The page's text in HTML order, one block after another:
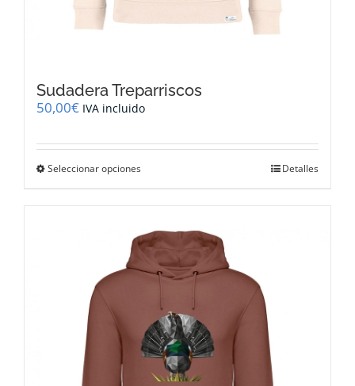
Sudadera Treparriscos
50,00€ IVA incluido
Seleccionar opciones
variantes.
Las
opciones
se
pueden
elegir
en
la
página
de
Detalles